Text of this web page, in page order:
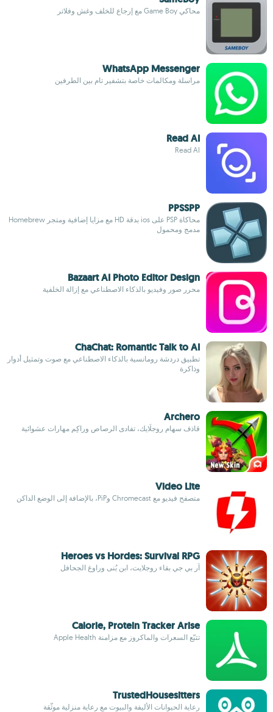
محاكي Game Boy مع إرجاع للخلف وغش وفلاتر
WhatsApp Messenger
مراسلة ومكالمات خاصة بتشفير تام بين الطرفين
Read AI
Read AI
PPSSPP
محاكاة PSP على ios بدقة HD مع مزايا إضافية ومتجر Homebrew
مدمج ومحمول
Bazaart AI Photo Editor Design
محرر صور وفيديو بالذكاء الاصطناعي مع إزالة الخلفية
ChaChat: Romantic Talk to AI
تطبيق دردشة رومانسية بالذكاء الاصطناعي مع صوت وتمثيل أدوار
وذاكرة
Archero
قاذف سهام روجلَايك، تفادى الرصاص وراكِم مهارات عشوائية
Video Lite
متصفح فيديو مع Chromecast وPiP، بالإضافة إلى الوضع الداكن
Heroes vs Hordes: Survival RPG
آر بي جي بقاء روجلايت، ابنِ بُنى وراوغ الجحافل
Calorie, Protein Tracker Arise
تتبّع السعرات والماكروز مع مزامنة Apple Health
TrustedHousesitters
رعاية الحيوانات الأليفة والبيوت مع رعاية منزلية موثَّقة